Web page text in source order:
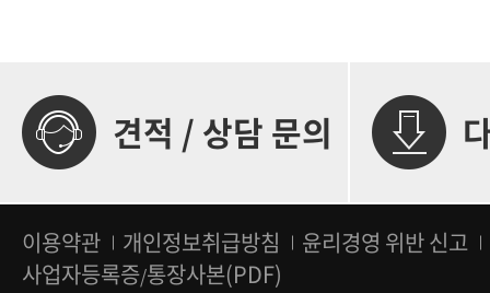
견적 / 상담 문의
이용약관 개인정보취급방침
윤리경영 위반 신고
사업자등록증/통장사본(PDF)